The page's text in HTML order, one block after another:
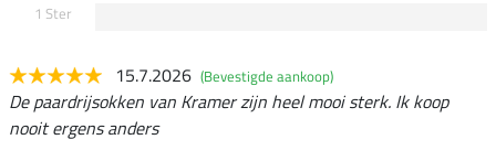
1 Ster
15.7.2026 (Bevestigde aankoop)
De paardrijsokken van Kramer zijn heel mooi sterk. Ik koop
nooit ergens anders